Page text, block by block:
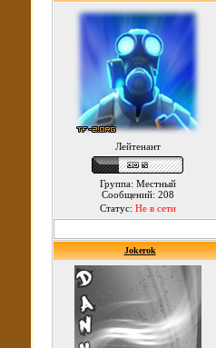
Лейтенант
Группа: Местный
Сообщений: 208
Статус: Не в сети
Jokerok